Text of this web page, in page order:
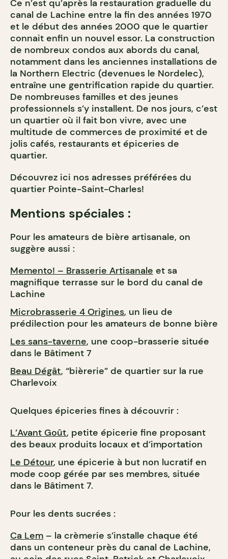
Ce n’est qu’après la restauration graduelle du
canal de Lachine entre la fin des années 1970
et le début des années 2000 que le quartier
connait enfin un nouvel essor. La construction
de nombreux condos aux abords du canal,
notamment dans les anciennes installations de
la Northern Electric (devenues le Nordelec),
entraîne une gentrification rapide du quartier.
De nombreuses familles et des jeunes
professionnels s’y installent. De nos jours, c’est
un quartier où il fait bon vivre, avec une
multitude de commerces de proximité et de
jolis cafés, restaurants et épiceries de
quartier.
Découvrez ici nos adresses préférées du
quartier Pointe-Saint-Charles!
Mentions spéciales :
Pour les amateurs de bière artisanale, on
suggère aussi :
Memento! – Brasserie Artisanale et sa
magnifique terrasse sur le bord du canal de
Lachine
Microbrasserie 4 Origines, un lieu de
prédilection pour les amateurs de bonne bière
Les sans-taverne, une coop-brasserie située
dans le Bâtiment 7
Beau Dégât, “bièrerie” de quartier sur la rue
Charlevoix
Quelques épiceries fines à découvrir :
L’Avant Goût, petite épicerie fine proposant
des beaux produits locaux et d’importation
Le Détour, une épicerie à but non lucratif en
mode coop gérée par ses membres, située
dans le Bâtiment 7.
Pour les dents sucrées :
Ca Lem – la crèmerie s’installe chaque été
dans un conteneur près du canal de Lachine,